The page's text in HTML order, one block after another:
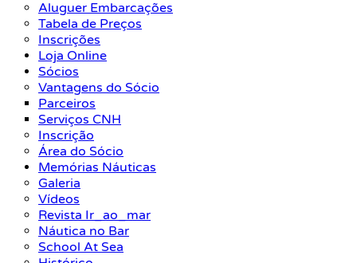
Aluguer Embarcações
Tabela de Preços
Inscrições
Loja Online
Sócios
Vantagens do Sócio
Parceiros
Serviços CNH
Inscrição
Área do Sócio
Memórias Náuticas
Galeria
Vídeos
Revista Ir_ao_mar
Náutica no Bar
School At Sea